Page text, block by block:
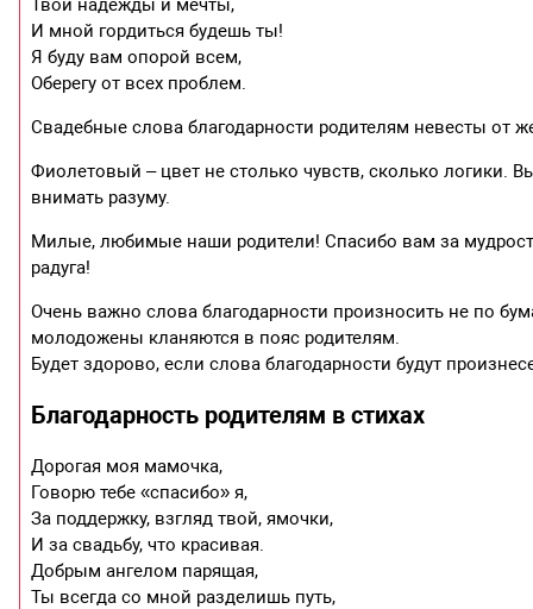
Твои надежды и мечты,
И мной гордиться будешь ты!
Я буду вам опорой всем,
Оберегу от всех проблем.
Свадебные слова благодарности родителям невесты от
Фиолетовый – цвет не столько чувств, сколько логики.
внимать разуму.
Милые, любимые наши родители! Спасибо вам за
радуга!
Очень важно слова благодарности произносить не по
молодожены кланяются в пояс родителям.
Будет здорово, если слова благодарности будут
Благодарность родителям в стихах
Дорогая моя мамочка,
Говорю тебе «спасибо» я,
За поддержку, взгляд твой, ямочки,
И за свадьбу, что красивая.
Добрым ангелом парящая,
Ты всегда со мной разделишь путь,